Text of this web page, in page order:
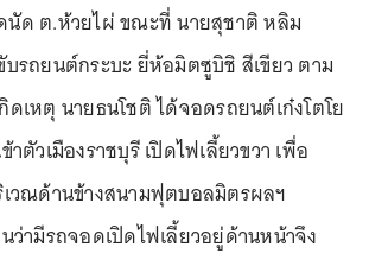
นัด ต.ห้วยไผ่ ขณะที่ นายสุชาติ หลิม
รถยนต์กระบะ ยี่ห้อมิตซูบิชิ สีเขียว ตาม
เหตุ นายธนโชติ ได้จอดรถยนต์เก๋งโตโย
ตัวเมืองราชบุรี เปิดไฟเลี้ยวขวา เพื่อ
เวณด้านข้างสนามฟุตบอลมิตรผลฯ
ว่ามีรถจอดเปิดไฟเลี้ยวอยู่ด้านหน้าจึง